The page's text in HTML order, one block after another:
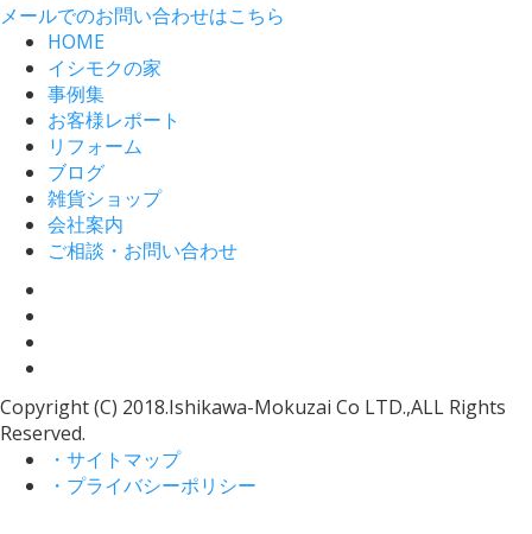
メールでのお問い合わせはこちら
HOME
イシモクの家
事例集
お客様レポート
リフォーム
ブログ
雑貨ショップ
会社案内
ご相談・お問い合わせ
Copyright (C) 2018.Ishikawa-Mokuzai Co LTD.,ALL Rights
Reserved.
・サイトマップ
・プライバシーポリシー